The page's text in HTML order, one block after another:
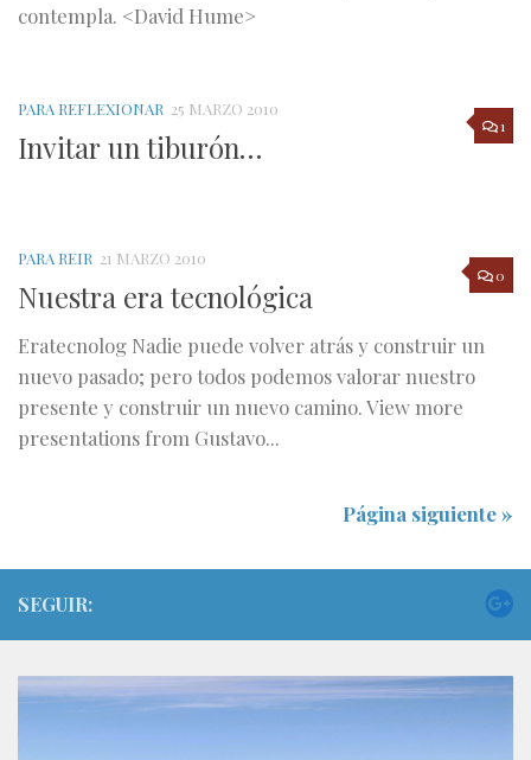
contempla. <David Hume>
1
PARA REFLEXIONAR 25 MARZO 2010
Invitar un tiburón…
0
PARA REIR 21 MARZO 2010
Nuestra era tecnológica
Eratecnolog Nadie puede volver atrás y construir un
nuevo pasado; pero todos podemos valorar nuestro
presente y construir un nuevo camino. View more
presentations from Gustavo...
Página siguiente »
SEGUIR: